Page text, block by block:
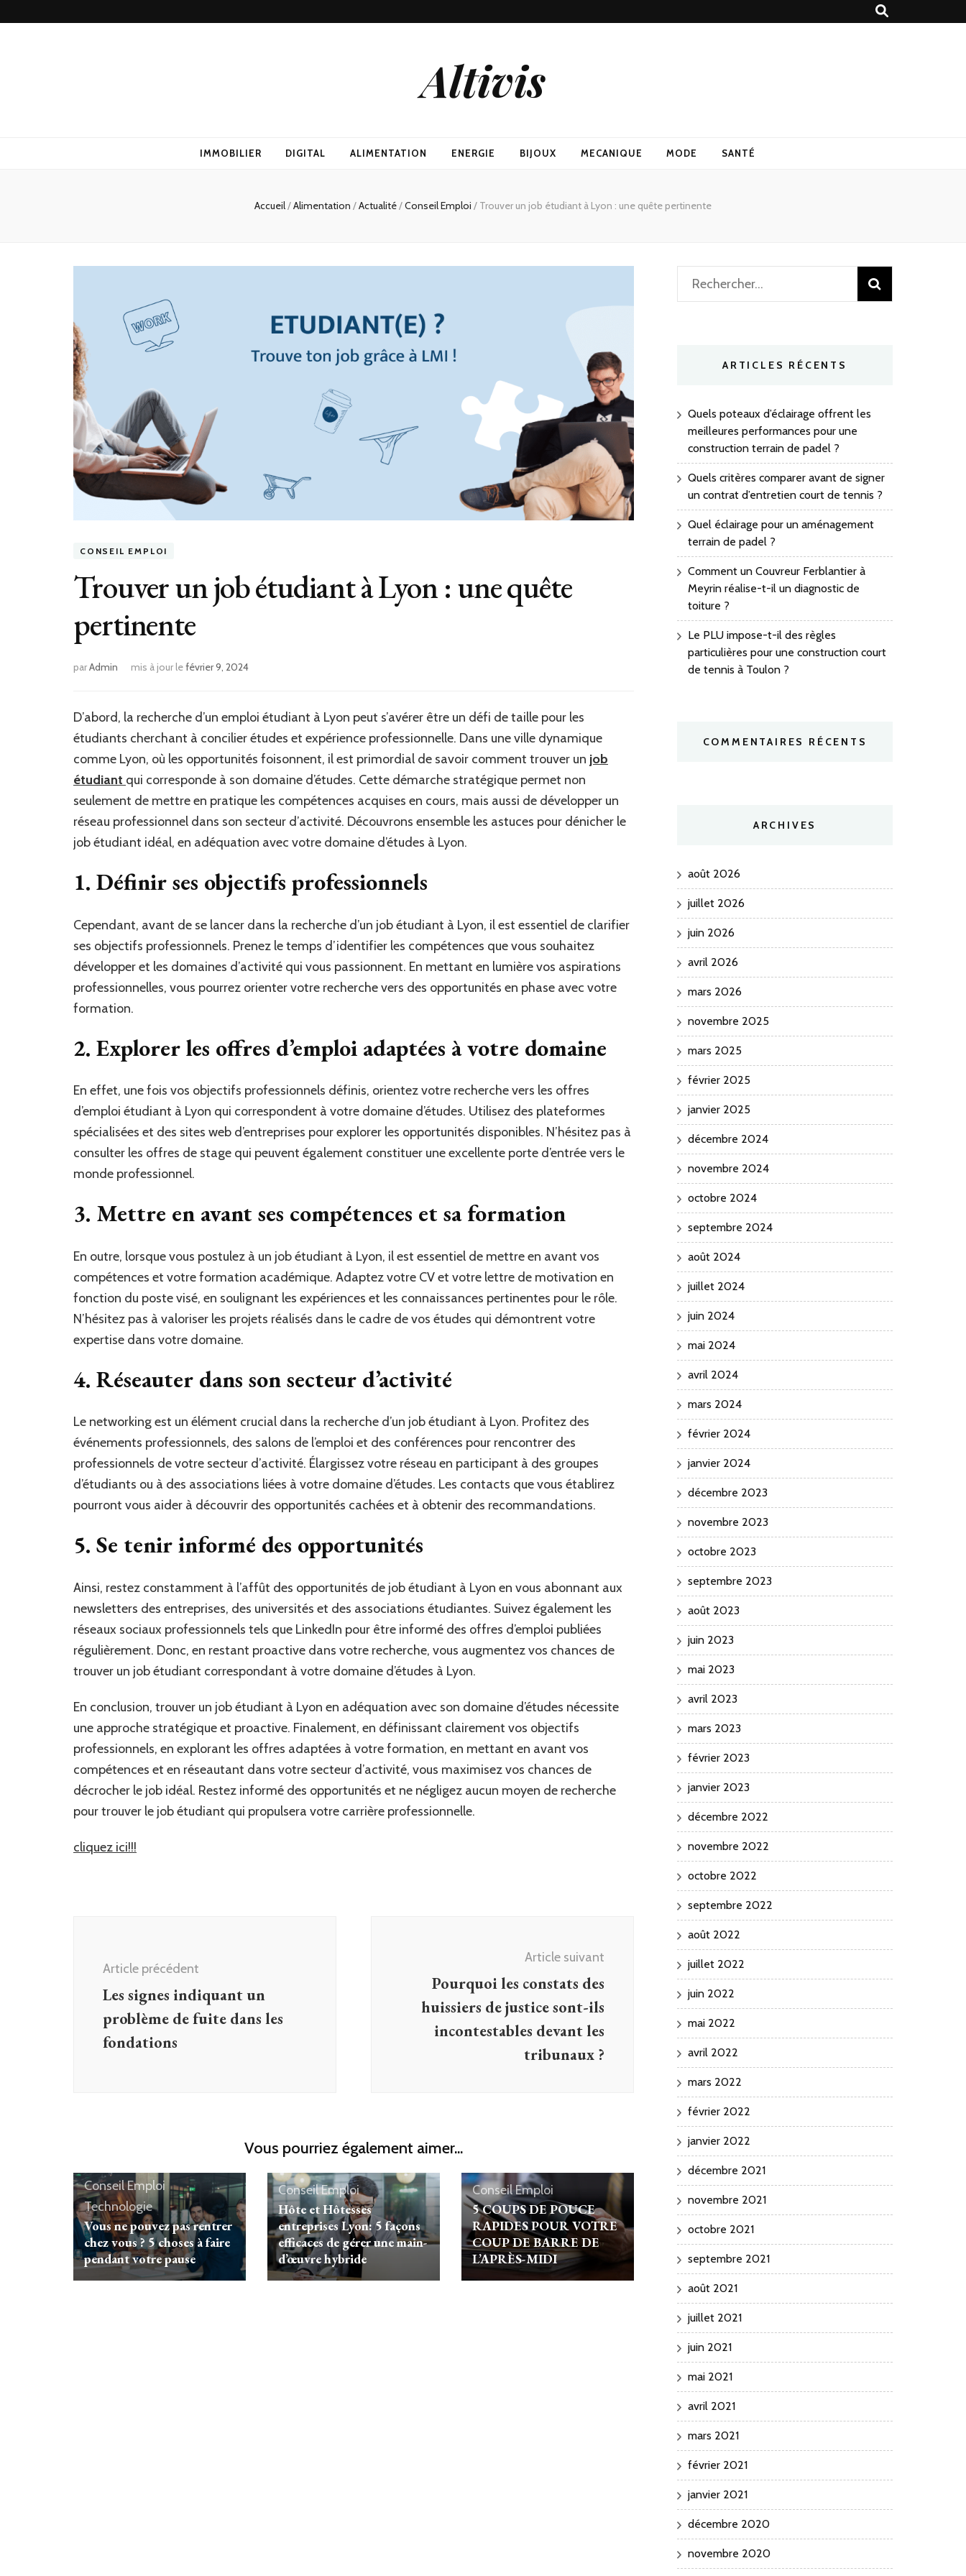
Altivis
IMMOBILIER DIGITAL ALIMENTATION ENERGIE BIJOUX MECANIQUE MODE SANTÉ
Accueil/Alimentation /Actualité/Conseil Emploi / Trouver un job étudiant à Lyon : une quête pertinente
CONSEIL EMPLOI
Trouver un job étudiant à Lyon : une quête
pertinente
parAdmin mis à jour lefévrier 9, 2024
D’abord, la recherche d’un emploi étudiant à Lyon peut s’avérer être un défi de taille pour les
étudiants cherchant à concilier études et expérience professionnelle. Dans une ville dynamique
comme Lyon, où les opportunités foisonnent, il est primordial de savoir comment trouver un job
étudiant qui corresponde à son domaine d’études. Cette démarche stratégique permet non
seulement de mettre en pratique les compétences acquises en cours, mais aussi de développer un
réseau professionnel dans son secteur d’activité. Découvrons ensemble les astuces pour dénicher le
job étudiant idéal, en adéquation avec votre domaine d’études à Lyon.
1. Définir ses objectifs professionnels
Cependant, avant de se lancer dans la recherche d’un job étudiant à Lyon, il est essentiel de clarifier
ses objectifs professionnels. Prenez le temps d’identifier les compétences que vous souhaitez
développer et les domaines d’activité qui vous passionnent. En mettant en lumière vos aspirations
professionnelles, vous pourrez orienter votre recherche vers des opportunités en phase avec votre
formation.
2. Explorer les offres d’emploi adaptées à votre domaine
En effet, une fois vos objectifs professionnels définis, orientez votre recherche vers les offres
d’emploi étudiant à Lyon qui correspondent à votre domaine d’études. Utilisez des plateformes
spécialisées et des sites web d’entreprises pour explorer les opportunités disponibles. N’hésitez pas à
consulter les offres de stage qui peuvent également constituer une excellente porte d’entrée vers le
monde professionnel.
3. Mettre en avant ses compétences et sa formation
En outre, lorsque vous postulez à un job étudiant à Lyon, il est essentiel de mettre en avant vos
compétences et votre formation académique. Adaptez votre CV et votre lettre de motivation en
fonction du poste visé, en soulignant les expériences et les connaissances pertinentes pour le rôle.
N’hésitez pas à valoriser les projets réalisés dans le cadre de vos études qui démontrent votre
expertise dans votre domaine.
4. Réseauter dans son secteur d’activité
Le networking est un élément crucial dans la recherche d’un job étudiant à Lyon. Profitez des
événements professionnels, des salons de l’emploi et des conférences pour rencontrer des
professionnels de votre secteur d’activité. Élargissez votre réseau en participant à des groupes
d’étudiants ou à des associations liées à votre domaine d’études. Les contacts que vous établirez
pourront vous aider à découvrir des opportunités cachées et à obtenir des recommandations.
5. Se tenir informé des opportunités
Ainsi, restez constamment à l’affût des opportunités de job étudiant à Lyon en vous abonnant aux
newsletters des entreprises, des universités et des associations étudiantes. Suivez également les
réseaux sociaux professionnels tels que LinkedIn pour être informé des offres d’emploi publiées
régulièrement. Donc, en restant proactive dans votre recherche, vous augmentez vos chances de
trouver un job étudiant correspondant à votre domaine d’études à Lyon.
En conclusion, trouver un job étudiant à Lyon en adéquation avec son domaine d’études nécessite
une approche stratégique et proactive. Finalement, en définissant clairement vos objectifs
professionnels, en explorant les offres adaptées à votre formation, en mettant en avant vos
compétences et en réseautant dans votre secteur d’activité, vous maximisez vos chances de
décrocher le job idéal. Restez informé des opportunités et ne négligez aucun moyen de recherche
pour trouver le job étudiant qui propulsera votre carrière professionnelle.
cliquez ici!!!
Article précédent
Les signes indiquant un
problème de fuite dans les
fondations
Article suivant
Pourquoi les constats des
huissiers de justice sont-ils
incontestables devant les
tribunaux ?
Vous pourriez également aimer...
Conseil Emploi
Technologie
Vous ne pouvez pas rentrer
chez vous ? 5 choses à faire
pendant votre pause
Conseil Emploi
Hôte et Hôtesses
entreprises Lyon: 5 façons
efficaces de gérer une main-
d’œuvre hybride
Conseil Emploi
5 COUPS DE POUCE
RAPIDES POUR VOTRE
COUP DE BARRE DE
L’APRÈS-MIDI
Rechercher :
ARTICLES RÉCENTS
Quels poteaux d’éclairage offrent les
meilleures performances pour une
construction terrain de padel ?
Quels critères comparer avant de signer
un contrat d’entretien court de tennis ?
Quel éclairage pour un aménagement
terrain de padel ?
Comment un Couvreur Ferblantier à
Meyrin réalise-t-il un diagnostic de
toiture ?
Le PLU impose-t-il des règles
particulières pour une construction court
de tennis à Toulon ?
COMMENTAIRES RÉCENTS
ARCHIVES
août 2026
juillet 2026
juin 2026
avril 2026
mars 2026
novembre 2025
mars 2025
février 2025
janvier 2025
décembre 2024
novembre 2024
octobre 2024
septembre 2024
août 2024
juillet 2024
juin 2024
mai 2024
avril 2024
mars 2024
février 2024
janvier 2024
décembre 2023
novembre 2023
octobre 2023
septembre 2023
août 2023
juin 2023
mai 2023
avril 2023
mars 2023
février 2023
janvier 2023
décembre 2022
novembre 2022
octobre 2022
septembre 2022
août 2022
juillet 2022
juin 2022
mai 2022
avril 2022
mars 2022
février 2022
janvier 2022
décembre 2021
novembre 2021
octobre 2021
septembre 2021
août 2021
juillet 2021
juin 2021
mai 2021
avril 2021
mars 2021
février 2021
janvier 2021
décembre 2020
novembre 2020